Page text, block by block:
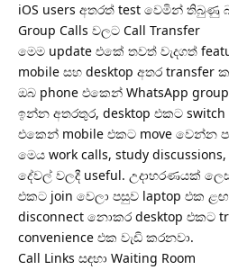
iOS users අතරත් test වෙමින් තිබුණු
Group Calls වලට Call Transfer
මෙම update එකේ තවත් වැදගත්
mobile සහ desktop අතර
ඔබ phone එකෙන් WhatsApp
ඉන්න අතරතුර, desktop එකට
එකෙන් mobile එකට move වෙන්න
මෙය work calls, study
දේවල් වලදී useful. උදාහරණයක්
එකට join වෙලා පසුව laptop එක
disconnect නොකර desktop එකට
convenience එක වැඩි කරනවා.
Call Links සඳහා Waiting Room